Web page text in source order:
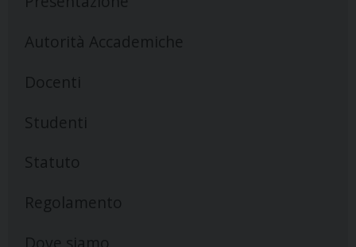
Autorità Accademiche
Docenti
Studenti
Statuto
Regolamento
Dove siamo